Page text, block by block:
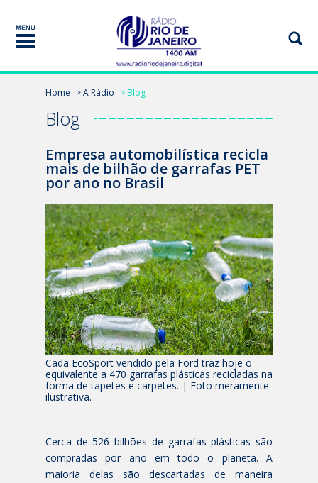
Home > A Rádio > Blog
Blog
Empresa automobilística recicla
mais de bilhão de garrafas PET
por ano no Brasil
Cada EcoSport vendido pela Ford traz hoje o
equivalente a 470 garrafas plásticas recicladas na
forma de tapetes e carpetes. | Foto meramente
ilustrativa.
Cerca de 526 bilhões de garrafas plásticas são
compradas por ano em todo o planeta. A
maioria delas são descartadas de maneira